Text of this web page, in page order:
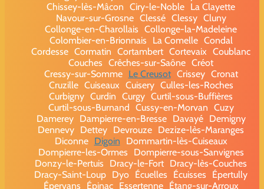
Chissey-lès-Mâcon Ciry-le-Noble La Clayette
Navour-sur-Grosne Clessé Clessy Cluny
Collonge-en-Charollais Collonge-la-Madeleine
Colombier-en-Brionnais
La Comelle Condal
Cordesse Cormatin Cortambert Cortevaix Coublanc
Couches Crêches-sur-Saône Créot
Cressy-sur-Somme
Le Creusot Crissey Cronat
Cruzille Cuiseaux Cuisery Culles-les-Roches
Curbigny Curdin Curgy Curtil-sous-Buffières
Curtil-sous-Burnand Cussy-en-Morvan Cuzy
Damerey
Dampierre-en-Bresse Davayé
Demigny
Dennevy Dettey Devrouze Dezize-lès-Maranges
Diconne
Digoin
Dommartin-lès-Cuiseaux
Dompierre-les-Ormes
Dompierre-sous-Sanvignes
Donzy-le-Pertuis
Dracy-le-Fort Dracy-lès-Couches
Dracy-Saint-Loup Dyo Écuelles Écuisses
Épertully
Épervans
Épinac Essertenne Étang-sur-Arroux